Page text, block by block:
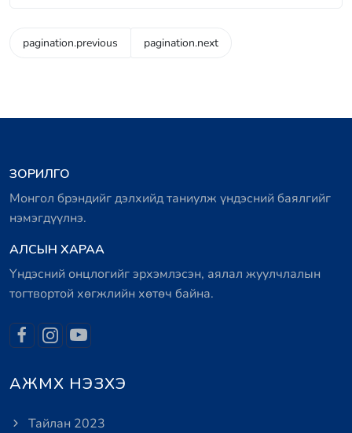
pagination.previous pagination.next
ЗОРИЛГО
Монгол брэндийг дэлхийд таниулж үндэсний баялгийг
нэмэгдүүлнэ.
АЛСЫН ХАРАА
Үндэсний онцлогийг эрхэмлэсэн, аялал жуулчлалын
тогтвортой хөгжлийн хөтөч байна.
АЖМХ НЭЗХЭ
Тайлан 2023